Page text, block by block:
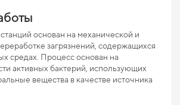
основан на механической и
загрязнений, содержащихся
средах. Процесс основан на
активных бактерий, использующих
вещества в качестве источника